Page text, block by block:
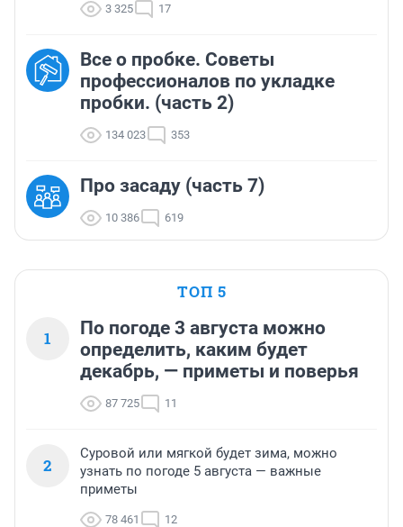
3 325 17
Все о пробке. Советы
профессионалов по укладке
пробки. (часть 2)
134 023 353
Про засаду (часть 7)
10 386 619
ТОП 5
1
По погоде 3 августа можно
определить, каким будет
декабрь, — приметы и поверья
87 725 11
2
Суровой или мягкой будет зима, можно
узнать по погоде 5 августа — важные
приметы
78 461 12